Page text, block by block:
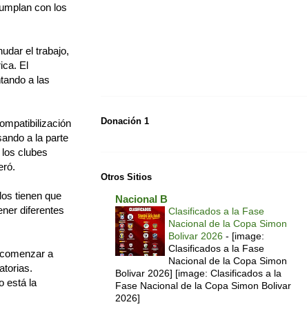
con los
el trabajo,
El
a las
a la parte
clubes
tienen que
diferentes
a
está la
Donación 1
Otros Sitios
Nacional B
Clasificados a la Fase
Nacional de la Copa Simon
Bolivar 2026 - [image:
Clasificados a la Fase
Nacional de la Copa Simon
Bolivar 2026] [image: Clasificados a la
Fase Nacional de la Copa Simon Bolivar
2026]